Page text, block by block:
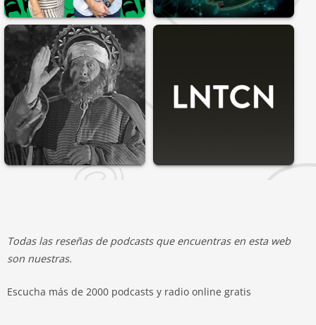
Todas las reseñas de podcasts que encuentras en esta web
son nuestras.
Escucha más de 2000 podcasts y radio online gratis